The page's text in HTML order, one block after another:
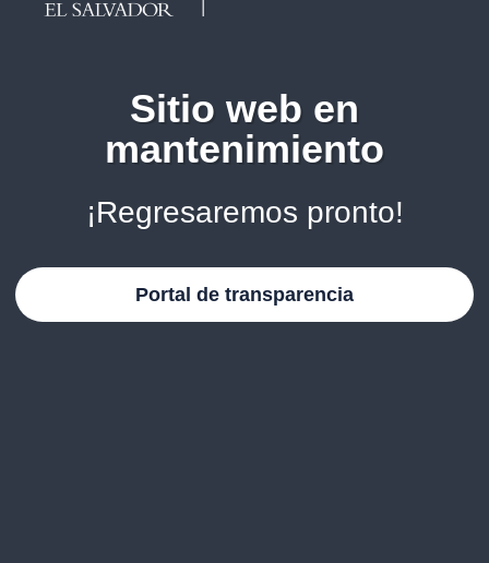
Sitio web en
mantenimiento
¡Regresaremos pronto!
Portal de transparencia